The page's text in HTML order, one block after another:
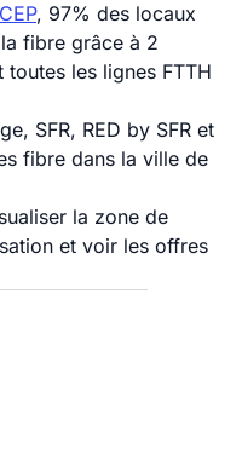
, 97% des locaux
fibre grâce à 2
les lignes FTTH
SFR, RED by SFR et
fibre dans la ville de
la zone de
et voir les offres